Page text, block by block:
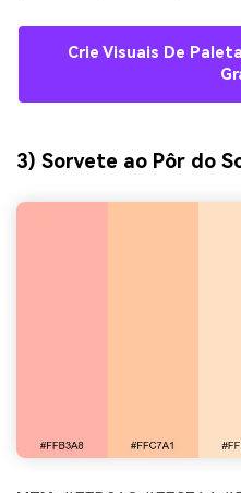
Crie Visuais De
3) Sorvete ao Pôr do